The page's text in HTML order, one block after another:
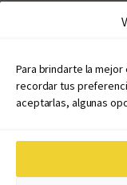
Para brindarte la
recordar tus
aceptarlas, algunas
Políticas de
Políticas de
Atribuciones